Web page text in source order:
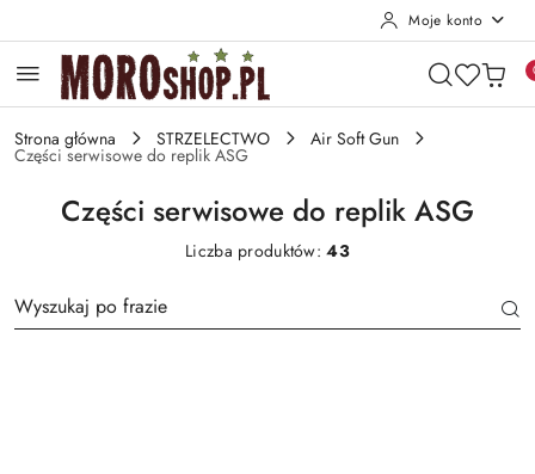
Moje konto
Strona główna STRZELECTWO Air Soft Gun
Części serwisowe do replik ASG
Części serwisowe do replik ASG
Liczba produktów:43